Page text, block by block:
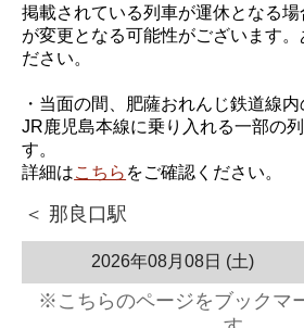
掲載されている列車が運休となる
が変更となる可能性がございます。
ださい。
・当面の間、肥薩おれんじ鉄道線内
JR鹿児島本線に乗り入れる一部の
す。
詳細はこちら をご確認ください。
＜ 那良口駅
2026年08月08日 (土)
※こちらのページをブックマ